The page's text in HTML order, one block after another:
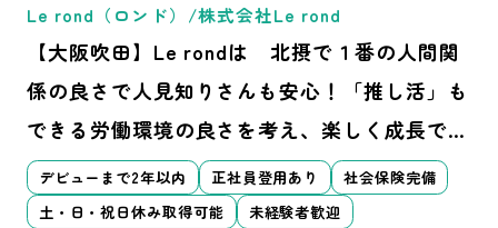
Le rond（ロンド）/株式会社Le rond
【大阪吹田】Le rondは 北摂で１番の人間関
係の良さで人見知りさんも安心！「推し活」も
できる労働環境の良さを考え、楽しく成長でき
る職場作りを目指している地域密着の教育型サ
ロンです。
デビューまで2年以内 正社員登用あり
社会保険完備
土・日・祝日休み取得可能
未経験者歓迎